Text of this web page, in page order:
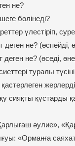
не?
бөлінеді?
үлестіріп,
не? (өспейді,
деген не? (өседі,
туралы
сияқты құстарды
әулие»,
«Орманға